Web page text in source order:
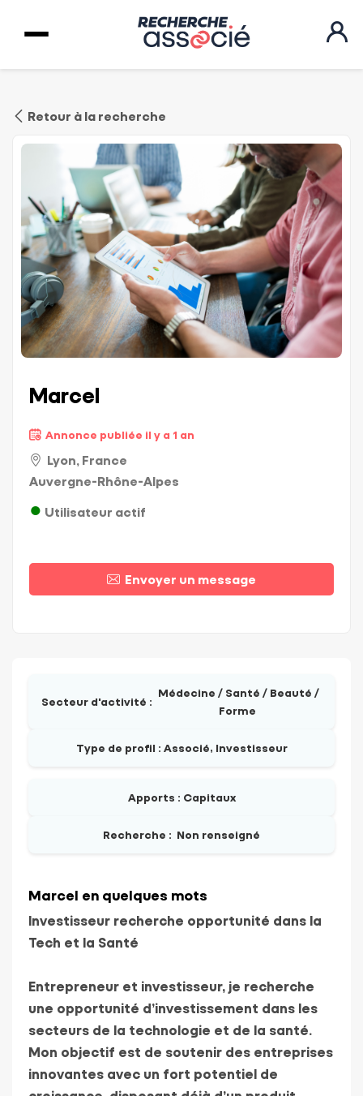
Retour à la recherche
Marcel
Annonce publiée il y a 1 an
Lyon, France
Auvergne-Rhône-Alpes
Utilisateur actif
Envoyer un message
Secteur d'activité :
Médecine / Santé / Beauté /
Forme
Type de profil : Associé, Investisseur
Apports : Capitaux
Recherche : Non renseigné
Marcel en quelques mots
Investisseur recherche opportunité dans la
Tech et la Santé
Entrepreneur et investisseur, je recherche
une opportunité d’investissement dans les
secteurs de la technologie et de la santé.
Mon objectif est de soutenir des entreprises
innovantes avec un fort potentiel de